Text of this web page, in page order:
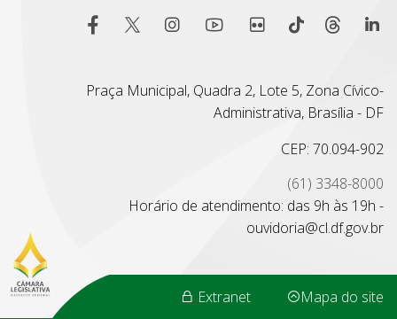
Praça Municipal, Quadra 2, Lote 5, Zona Cívico-
Administrativa, Brasília - DF
CEP: 70.094-902
(61) 3348-8000
Horário de atendimento: das 9h às 19h -
ouvidoria@cl.df.gov.br
Extranet Mapa do site